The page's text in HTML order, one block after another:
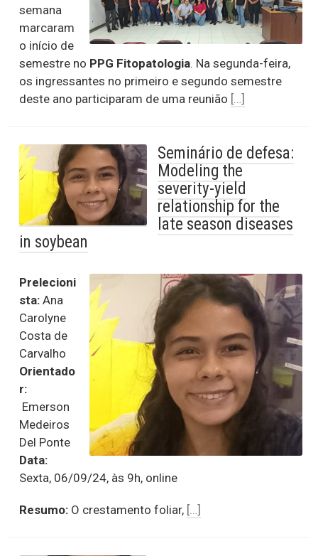
semana
marcaram
o início de
semestre no PPG Fitopatologia. Na segunda-feira,
os ingressantes no primeiro e segundo semestre
deste ano participaram de uma reunião […]
Seminário de defesa:
Modeling the
severity-yield
relationship for the
late season diseases
in soybean
Prelecioni
sta: Ana
Carolyne
Costa de
Carvalho
Orientado
r:
Emerson
Medeiros
Del Ponte
Data:
Sexta, 06/09/24, às 9h, online
Resumo: O crestamento foliar, […]